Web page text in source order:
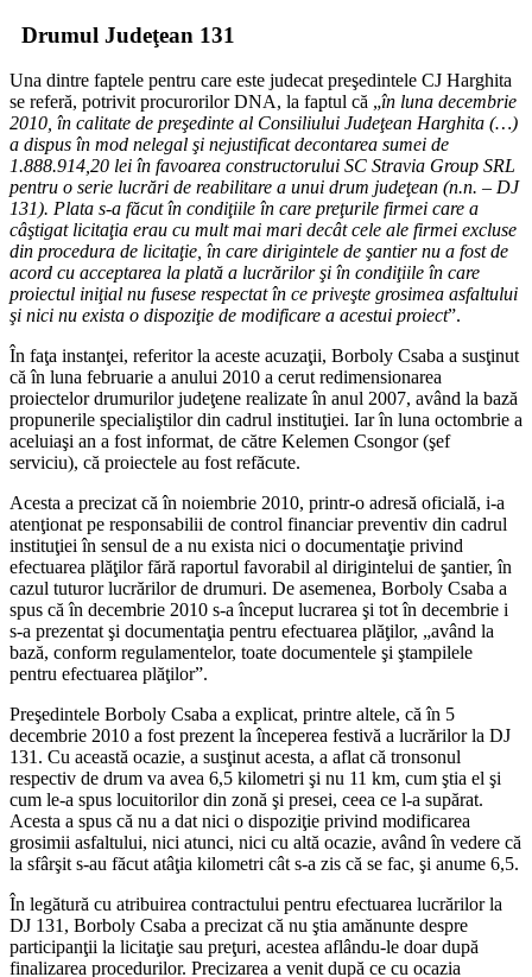
Drumul Judeţean 131
Una dintre faptele pentru care este judecat preşedintele CJ Harghita
se referă, potrivit procurorilor DNA, la faptul că „în luna decembrie
2010, în calitate de preşedinte al Consiliului Judeţean Harghita (…)
a dispus în mod nelegal şi nejustificat decontarea sumei de
1.888.914,20 lei în favoarea constructorului SC Stravia Group SRL
pentru o serie lucrări de reabilitare a unui drum judeţean (n.n. – DJ
131). Plata s-a făcut în condiţiile în care preţurile firmei care a
câştigat licitaţia erau cu mult mai mari decât cele ale firmei excluse
din procedura de licitaţie, în care dirigintele de şantier nu a fost de
acord cu acceptarea la plată a lucrărilor şi în condiţiile în care
proiectul iniţial nu fusese respectat în ce priveşte grosimea asfaltului
şi nici nu exista o dispoziţie de modificare a acestui proiect”.
În faţa instanţei, referitor la aceste acuzaţii, Borboly Csaba a susţinut
că în luna februarie a anului 2010 a cerut redimensionarea
proiectelor drumurilor judeţene realizate în anul 2007, având la bază
propunerile specialiştilor din cadrul instituţiei. Iar în luna octombrie a
aceluiaşi an a fost informat, de către Kelemen Csongor (şef
serviciu), că proiectele au fost refăcute.
Acesta a precizat că în noiembrie 2010, printr-o adresă oficială, i-a
atenţionat pe responsabilii de control financiar preventiv din cadrul
instituţiei în sensul de a nu exista nici o documentaţie privind
efectuarea plăţilor fără raportul favorabil al dirigintelui de şantier, în
cazul tuturor lucrărilor de drumuri. De asemenea, Borboly Csaba a
spus că în decembrie 2010 s-a început lucrarea şi tot în decembrie i
s-a prezentat şi documentaţia pentru efectuarea plăţilor, „având la
bază, conform regulamentelor, toate documentele şi ştampilele
pentru efectuarea plăţilor”.
Preşedintele Borboly Csaba a explicat, printre altele, că în 5
decembrie 2010 a fost prezent la începerea festivă a lucrărilor la DJ
131. Cu această ocazie, a susţinut acesta, a aflat că tronsonul
respectiv de drum va avea 6,5 kilometri şi nu 11 km, cum ştia el şi
cum le-a spus locuitorilor din zonă şi presei, ceea ce l-a supărat.
Acesta a spus că nu a dat nici o dispoziţie privind modificarea
grosimii asfaltului, nici atunci, nici cu altă ocazie, având în vedere că
la sfârşit s-au făcut atâţia kilometri cât s-a zis că se fac, şi anume 6,5.
În legătură cu atribuirea contractului pentru efectuarea lucrărilor la
DJ 131, Borboly Csaba a precizat că nu ştia amănunte despre
participanţii la licitaţie sau preţuri, acestea aflându-le doar după
finalizarea procedurilor. Precizarea a venit după ce cu ocazia